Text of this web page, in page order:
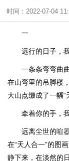
时间：2022-07-04
一
远行的日子，
一条条弯弯曲
在山弯里的吊脚楼
大山点缀成了一幅“
牵着你的手，
远离尘世的喧
在“天人合一”的图
静下来，在淡然的